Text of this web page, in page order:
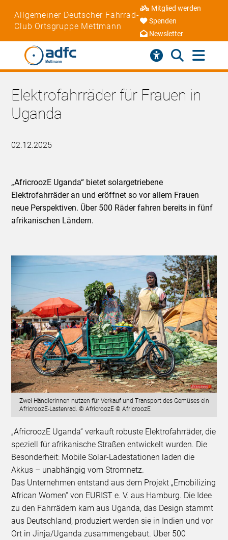
Allgemeiner Deutscher Fahrrad-
Club Ortsgruppe Mettmann
Mitglied werden
Spenden
Newsletter
Elektrofahrräder für Frauen in
Uganda
02.12.2025
„AfricroozE Uganda“ bietet solargetriebene
Elektrofahrräder an und eröffnet so vor allem Frauen
neue Perspektiven. Über 500 Räder fahren bereits in fünf
afrikanischen Ländern.
Zwei Händlerinnen nutzen für Verkauf und Transport des Gemüses ein
AfricroozE-Lastenrad. © AfricroozE © AfricroozE
„AfricroozE Uganda“ verkauft robuste Elektrofahrräder, die
speziell für afrikanische Straßen entwickelt wurden. Die
Besonderheit: Mobile Solar-Ladestationen laden die
Akkus – unabhängig vom Stromnetz.
Das Unternehmen entstand aus dem Projekt „Emobilizing
African Women“ von EURIST e. V. aus Hamburg. Die Idee
zu den Fahrrädern kam aus Uganda, das Design stammt
aus Deutschland, produziert werden sie in Indien und vor
Ort in Jinja/Uganda zusammengebaut. Über 500